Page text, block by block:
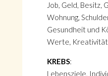
Job, Geld, Besitz,
Wohnung,
Gesundheit und
Werte,
KREBS:
Lebensziele,